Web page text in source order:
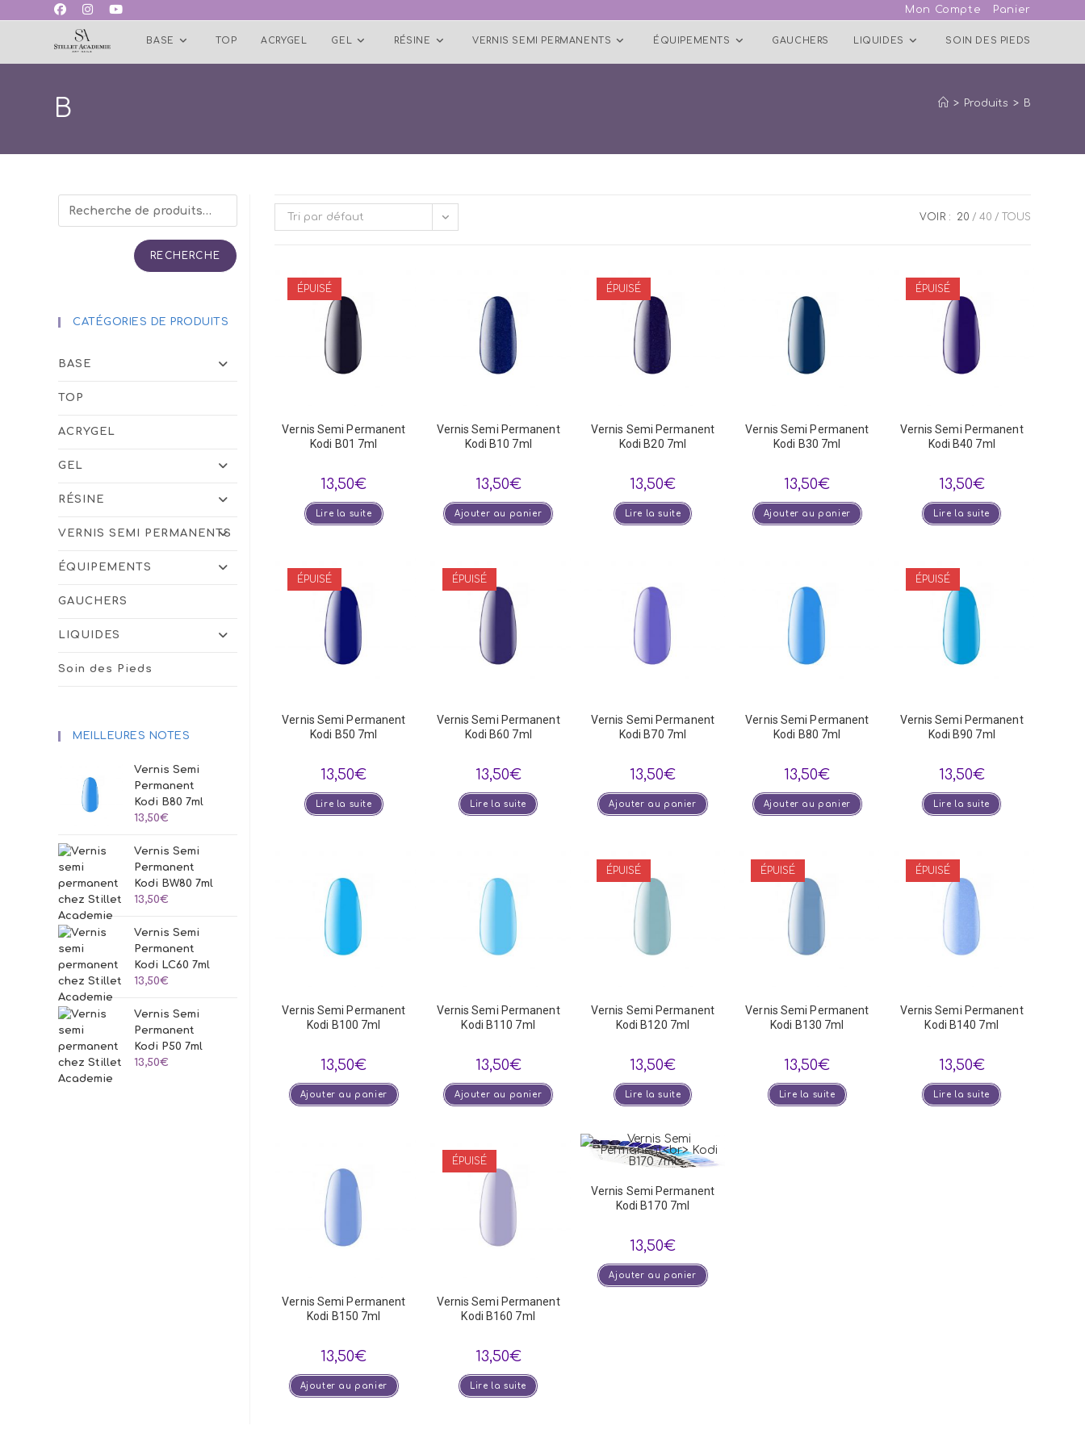
Mon Compte Panier
BASE TOP ACRYGEL GEL RÉSINE VERNIS SEMI PERMANENTS ÉQUIPEMENTS GAUCHERS LIQUIDES SOIN DES PIEDS
B > Produits > B
Tri par défaut VOIR : 20 40 TOUS
ÉPUISÉ
Vernis Semi Permanent
Kodi B01 7ml
13,50€
Lire la suite
Vernis Semi Permanent
Kodi B10 7ml
13,50€
Ajouter au panier
ÉPUISÉ
Vernis Semi Permanent
Kodi B20 7ml
13,50€
Lire la suite
Vernis Semi Permanent
Kodi B30 7ml
13,50€
Ajouter au panier
ÉPUISÉ
Vernis Semi Permanent
Kodi B40 7ml
13,50€
Lire la suite
ÉPUISÉ
Vernis Semi Permanent
Kodi B50 7ml
13,50€
Lire la suite
ÉPUISÉ
Vernis Semi Permanent
Kodi B60 7ml
13,50€
Lire la suite
Vernis Semi Permanent
Kodi B70 7ml
13,50€
Ajouter au panier
Vernis Semi Permanent
Kodi B80 7ml
13,50€
Ajouter au panier
ÉPUISÉ
Vernis Semi Permanent
Kodi B90 7ml
13,50€
Lire la suite
Vernis Semi Permanent
Kodi B100 7ml
13,50€
Ajouter au panier
Vernis Semi Permanent
Kodi B110 7ml
13,50€
Ajouter au panier
ÉPUISÉ
Vernis Semi Permanent
Kodi B120 7ml
13,50€
Lire la suite
ÉPUISÉ
Vernis Semi Permanent
Kodi B130 7ml
13,50€
Lire la suite
ÉPUISÉ
Vernis Semi Permanent
Kodi B140 7ml
13,50€
Lire la suite
Vernis Semi Permanent
Kodi B150 7ml
13,50€
Ajouter au panier
ÉPUISÉ
Vernis Semi Permanent
Kodi B160 7ml
13,50€
Lire la suite
Vernis Semi Permanent
Kodi B170 7ml
13,50€
Ajouter au panier
RECHERCHE
CATÉGORIES DE PRODUITS
BASE
TOP
ACRYGEL
GEL
RÉSINE
VERNIS SEMI PERMANENTS
ÉQUIPEMENTS
GAUCHERS
LIQUIDES
Soin des Pieds
MEILLEURES NOTES
Vernis Semi
Permanent
Kodi B80 7ml
13,50€
Vernis Semi
Permanent
Kodi BW80 7ml
13,50€
Vernis Semi
Permanent
Kodi LC60 7ml
13,50€
Vernis Semi
Permanent
Kodi P50 7ml
13,50€